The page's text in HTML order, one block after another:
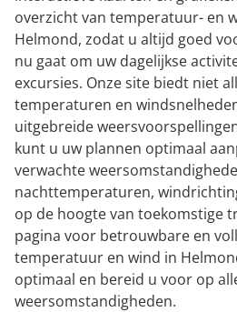
overzicht van temperatuur- en
Helmond, zodat u altijd goed
nu gaat om uw dagelijkse
excursies. Onze site biedt niet
temperaturen en
uitgebreide
kunt u uw plannen optimaal
verwachte
nachttemperaturen,
op de hoogte van toekomstige
pagina voor betrouwbare en
temperatuur en wind in
optimaal en bereid u voor op
weersomstandigheden.